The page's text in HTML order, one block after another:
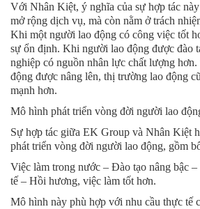
Với Nhân Kiệt, ý nghĩa của sự hợp tác
mở rộng dịch vụ, mà còn nằm ở trách
Khi một người lao động có công việc tốt
sự ổn định. Khi người lao động được đào
nghiệp có nguồn nhân lực chất lượng
động được nâng lên, thị trường lao động
mạnh hơn.
Mô hình phát triển vòng đời người lao
Sự hợp tác giữa EK Group và Nhân Kiệt
phát triển vòng đời người lao động, gồm
Việc làm trong nước – Đào tạo nâng bậc
tế – Hồi hương, việc làm tốt hơn.
Mô hình này phù hợp với nhu cầu thực tế